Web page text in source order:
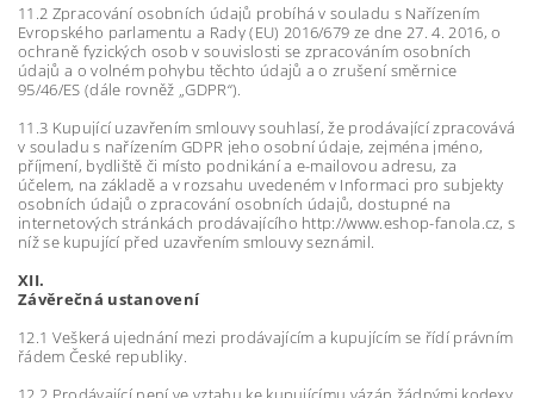
11.2 Zpracování osobních údajů probíhá v souladu s Nařízením
Evropského parlamentu a Rady (EU) 2016/679 ze dne 27. 4. 2016, o
ochraně fyzických osob v souvislosti se zpracováním osobních
údajů a o volném pohybu těchto údajů a o zrušení směrnice
95/46/ES (dále rovněž „GDPR“).
11.3 Kupující uzavřením smlouvy souhlasí, že prodávající zpracovává
v souladu s nařízením GDPR jeho osobní údaje, zejména jméno,
příjmení, bydliště či místo podnikání a e-mailovou adresu, za
účelem, na základě a v rozsahu uvedeném v Informaci pro subjekty
osobních údajů o zpracování osobních údajů, dostupné na
internetových stránkách prodávajícího http://www.eshop-fanola.cz, s
níž se kupující před uzavřením smlouvy seznámil.
XII.
Závěrečná ustanovení
12.1 Veškerá ujednání mezi prodávajícím a kupujícím se řídí právním
řádem České republiky.